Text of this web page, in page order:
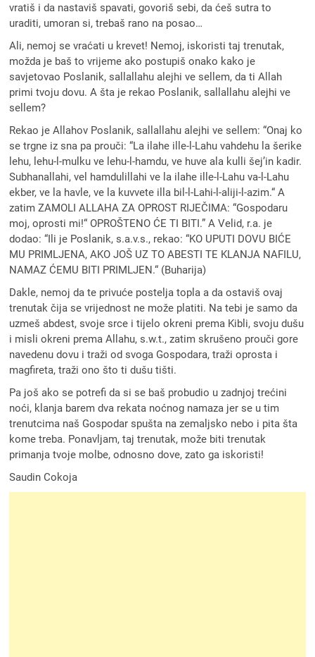
vratiš i da nastaviš spavati, govoriš sebi, da ćeš sutra to
uraditi, umoran si, trebaš rano na posao…
Ali, nemoj se vraćati u krevet! Nemoj, iskoristi taj trenutak,
možda je baš to vrijeme ako postupiš onako kako je
savjetovao Poslanik, sallallahu alejhi ve sellem, da ti Allah
primi tvoju dovu. A šta je rekao Poslanik, sallallahu alejhi ve
sellem?
Rekao je Allahov Poslanik, sallallahu alejhi ve sellem: “Onaj ko
se trgne iz sna pa prouči: “La ilahe ille-l-Lahu vahdehu la šerike
lehu, lehu-l-mulku ve lehu-l-hamdu, ve huve ala kulli šej’in kadir.
Subhanallahi, vel hamdulillahi ve la ilahe ille-l-Lahu va-l-Lahu
ekber, ve la havle, ve la kuvvete illa bil-l-Lahi-l-aliji-l-azim.“ A
zatim ZAMOLI ALLAHA ZA OPROST RIJEČIMA: “Gospodaru
moj, oprosti mi!“ OPROŠTENO ĆE TI BITI.” A Velid, r.a. je
dodao: “Ili je Poslanik, s.a.v.s., rekao: “KO UPUTI DOVU BIĆE
MU PRIMLJENA, AKO JOŠ UZ TO ABESTI TE KLANJA NAFILU,
NAMAZ ĆEMU BITI PRIMLJEN.“ (Buharija)
Dakle, nemoj da te privuće postelja topla a da ostaviš ovaj
trenutak čija se vrijednost ne može platiti. Na tebi je samo da
uzmeš abdest, svoje srce i tijelo okreni prema Kibli, svoju dušu
i misli okreni prema Allahu, s.w.t., zatim skrušeno prouči gore
navedenu dovu i traži od svoga Gospodara, traži oprosta i
magfireta, traži ono što ti dušu tišti.
Pa još ako se potrefi da si se baš probudio u zadnjoj trećini
noći, klanja barem dva rekata noćnog namaza jer se u tim
trenutcima naš Gospodar spušta na zemaljsko nebo i pita šta
kome treba. Ponavljam, taj trenutak, može biti trenutak
primanja tvoje molbe, odnosno dove, zato ga iskoristi!
Saudin Cokoja